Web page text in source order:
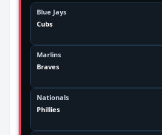
Blue Jays
Cubs
Marlins
Braves
Nationals
Phillies